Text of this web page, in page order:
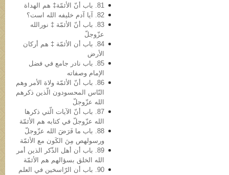
81. باب أنّ الأئمّة‡ هم الهداة
82. آیا آدم خلیفه‌ الله است؟
83. باب أنّ الأئمّة ‡ نورالله
عزّوجلّ
84. باب أن الأئمّة ‡ هم أرکان
الأرض
85. باب نادر جامع في فضل
الإمام وصفاته
86. باب أنّ الأئمّة ولاة الأمر وهم
النّاس المحسودون الّذین ذکرهم
الله عزّوجلّ
87. باب أنّ الآیات الّتي ذکرها
الله عزّوجلّ في کتابه هم الأئمّة
88. باب ما فَرَضَ الله عزّوجلّ
ورسولهص مِنَ الکَون مع الأئمّة
89. باب أن أهل الذّکر الذین أمر
الله الخلق بسؤالهم هم الأئمّة
90. باب أن الرّاسخین في العلم